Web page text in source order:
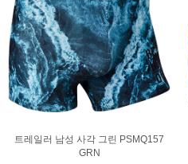
트레일러 남성 사각 그린 PSMQ157
GRN